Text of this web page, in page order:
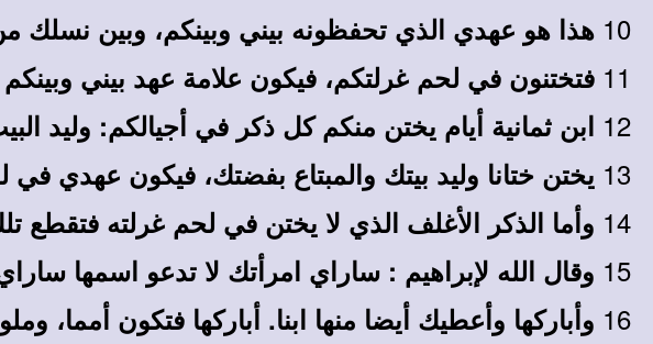
10 هذا هو عهدي الذي تحفظونه بيني وبينكم، وبين نسلك
11 فتختنون في لحم غرلتكم، فيكون علامة عهد بيني وبينكم
12 ابن ثمانية أيام يختن منكم كل ذكر في أجيالكم:
13 يختن ختانا وليد بيتك والمبتاع بفضتك، فيكون عهدي في
14 وأما الذكر الأغلف الذي لا يختن في لحم غرلته
15 وقال الله لإبراهيم : ساراي امرأتك لا تدعو اسمها
16 وأباركها وأعطيك أيضا منها ابنا. أباركها فتكون أمما،